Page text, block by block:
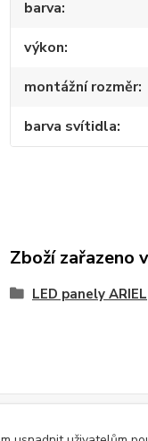
barva
výkon
montážní rozměr
barva svítidla
Zboží zařazeno
LED panely ARIEL